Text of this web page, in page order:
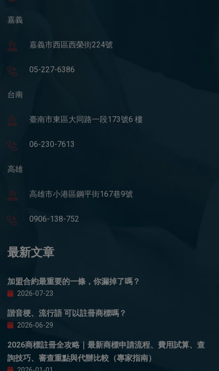
嘉義
嘉義市西區西榮街224號
05-227-6386
台南
臺南市東區大同路一段173號6 樓
06-230-7613
高雄
高雄市小港區鋼平街167巷9號
0906-138-752
最新文章
加盟合約最重要的一條，你漏掉了嗎？
2026-07-23
諧音梗、流行語 可以註冊商標嗎？
2026-06-29
2026商標註冊全攻略｜最新商標申請流程、費用試算、查
詢技巧、審查重點與代辦比較（專家指南）